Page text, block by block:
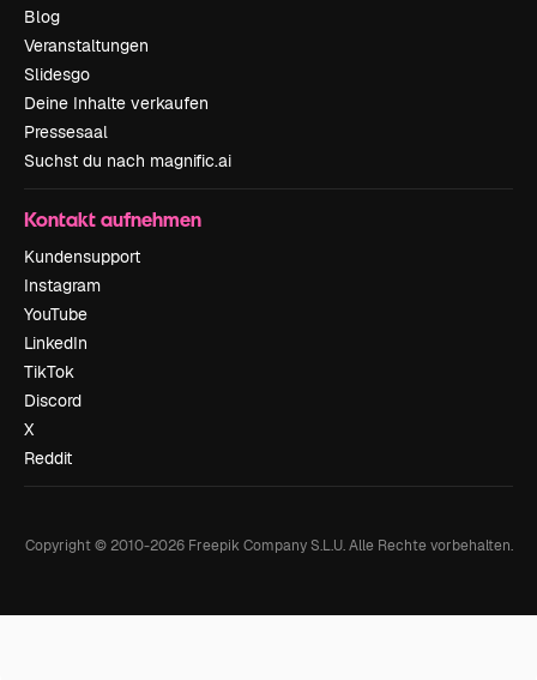
Blog
Veranstaltungen
Slidesgo
Deine Inhalte verkaufen
Pressesaal
Suchst du nach magnific.ai
Kontakt aufnehmen
Kundensupport
Instagram
YouTube
LinkedIn
TikTok
Discord
X
Reddit
Copyright © 2010-2026Freepik Company S.L.U. Alle Rechte vorbehalten.